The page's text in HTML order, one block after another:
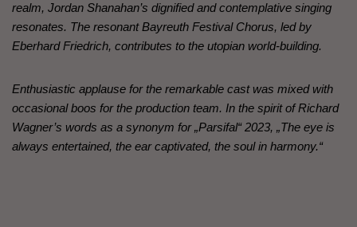
realm, Jordan Shanahan’s dignified and contemplative singing
resonates. The resonant Bayreuth Festival Chorus, led by
Eberhard Friedrich, contributes to the utopian world-building.
Enthusiastic applause for the remarkable cast was mixed with
occasional boos for the production team. In the spirit of Richard
Wagner’s words as a synonym for „Parsifal“ 2023, „The eye is
always entertained, the ear captivated, the soul in harmony.“